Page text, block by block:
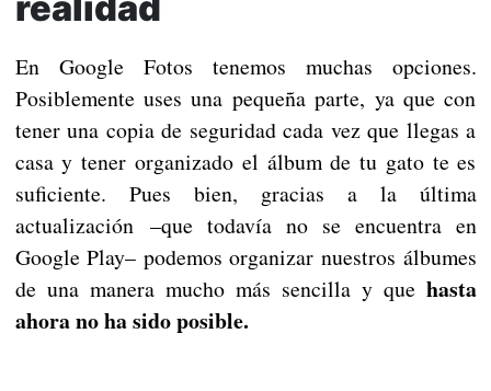
En Google Fotos tenemos muchas opciones.
Posiblemente uses una pequeña parte, ya que con
tener una copia de seguridad cada vez que llegas a
casa y tener organizado el álbum de tu gato te es
suficiente. Pues bien, gracias a la última
actualización –que todavía no se encuentra en
Google Play– podemos organizar nuestros álbumes
de una manera mucho más sencilla y que hasta
ahora no ha sido posible.